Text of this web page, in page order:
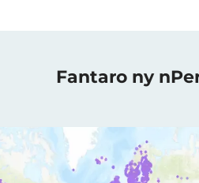
Fantaro ny